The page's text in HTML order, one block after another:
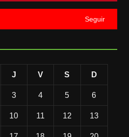
Seguir
J V S D
3 4 5 6
10 11 12 13